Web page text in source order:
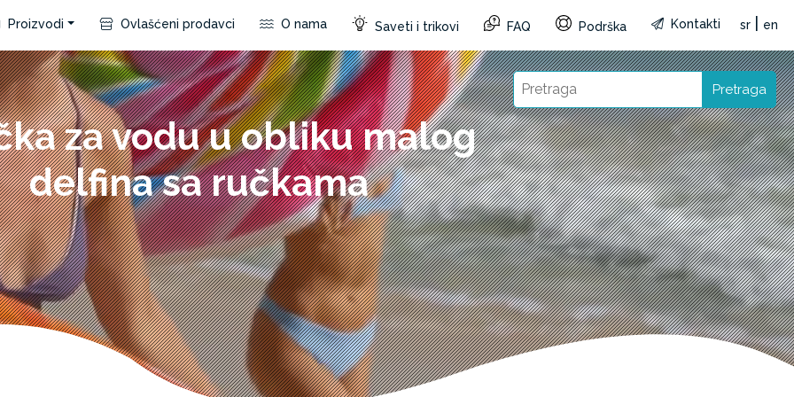
Proizvodi Ovlašćeni prodavci O nama Saveti i trikovi FAQ Podrška Kontakti sr en
Pretraga
za vodu u obliku malog
delfina sa ručkama